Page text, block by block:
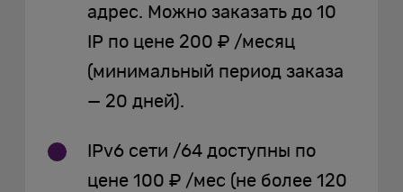
адрес. Можно заказать до 10
IP по цене 200 ₽ /месяц
(минимальный период заказа
— 20 дней).
IPv6 сети /64 доступны по
цене 100 ₽ /мес (не более 120